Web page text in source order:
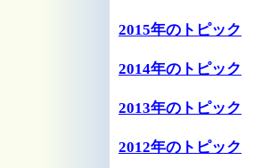
2015年のトピック
2014年のトピック
2013年のトピック
2012年のトピック